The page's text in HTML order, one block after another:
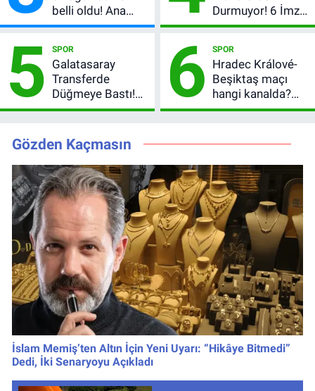
belli oldu! Ana
kadroya giren
oldu?
Durmuyor! 6 İmza
Sonrası Yeni
Oldu
5 SPOR
Galatasaray
Transferde
Düğmeye Bastı!
Leao, Camavinga
Durum
6 SPOR
Hradec Králové-
Beşiktaş maçı
hangi kanalda?
Şifresiz canlı yayın
Gözden Kaçmasın
İslam Memiş’ten Altın İçin Yeni Uyarı: “Hikâye Bitmedi”
Dedi, İki Senaryoyu Açıkladı